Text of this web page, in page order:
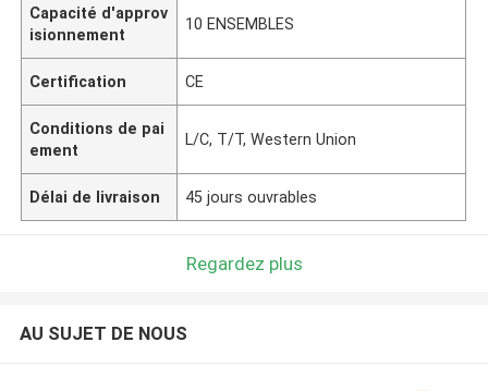
Capacité d'approv
isionnement
10 ENSEMBLES
Certification CE
Conditions de pai
ement
L/C, T/T, Western Union
Délai de livraison 45 jours ouvrables
Regardez plus
AU SUJET DE NOUS